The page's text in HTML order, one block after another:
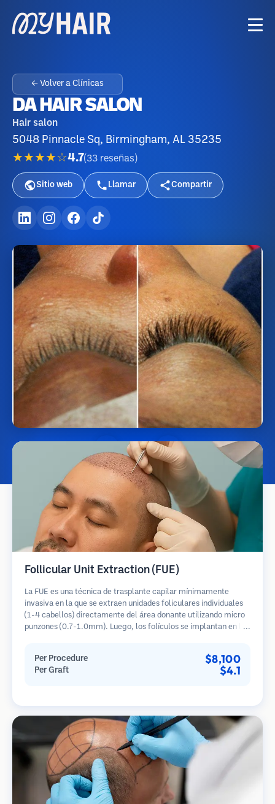
← Volver a Clínicas
DA HAIR SALON
Hair salon
5048 Pinnacle Sq, Birmingham, AL 35235
★★★★☆4.7(33 reseñas )
Sitio web Llamar Compartir
Follicular Unit Extraction (FUE)
La FUE es una técnica de trasplante capilar mínimamente
invasiva en la que se extraen unidades foliculares individuales
(1-4 cabellos) directamente del área donante utilizando micro
punzones (0.7-1.0mm). Luego, los folículos se implantan en las
en comparación con los métodos de extracción de tiras.
Per Procedure $8,100
Per Graft $4.1